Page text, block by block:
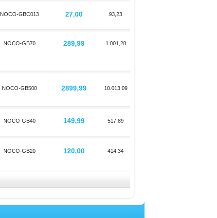
NOCO-GBC013 27,00 93,23
NOCO-GB70 289,99 1.001,28
NOCO-GB500 2899,99 10.013,09
NOCO-GB40 149,99 517,89
NOCO-GB20 120,00 414,34